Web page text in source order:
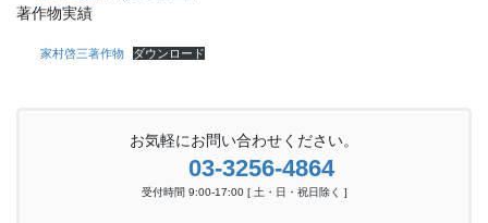
著作物実績
家村啓三著作物 ダウンロード
お気軽にお問い合わせください。
03-3256-4864
受付時間 9:00-17:00 [ 土・日・祝日除く ]